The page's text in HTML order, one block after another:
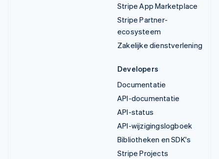
Stripe App Marketplace
Stripe Partner-
ecosysteem
Zakelijke dienstverlening
Developers
Documentatie
API-documentatie
API-status
API-wijzigingslogboek
Bibliotheken en SDK's
Stripe Projects